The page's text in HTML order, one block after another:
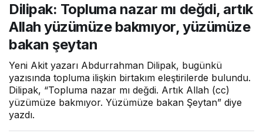
ma
nazar
mı
yüzüm
üze
bakmıy
or,
yüzüm
Dilipak: Topluma nazar mı değdi, artık
Allah yüzümüze bakmıyor, yüzümüze
bakan şeytan
Yeni Akit yazarı Abdurrahman Dilipak, bugünkü
yazısında topluma ilişkin birtakım eleştirilerde bulundu.
Dilipak, “Topluma nazar mı değdi. Artık Allah (cc)
yüzümüze bakmıyor. Yüzümüze bakan Şeytan” diye
yazdı.